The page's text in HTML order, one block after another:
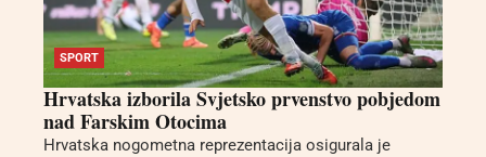
SPORT
Hrvatska izborila Svjetsko prvenstvo pobjedom
nad Farskim Otocima
Hrvatska nogometna reprezentacija osigurala je